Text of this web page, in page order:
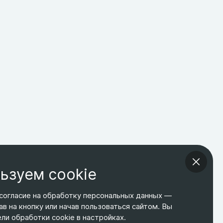
ТЕЛЕФОН
+7 495 266-65-67
ЭЛ. ПОЧТА
shop@relines.ru
АДРЕС
Москва, Гаражная 8
cookie
на обработку персональных данных —
на кнопку или начав пользоваться сайтом. Вы
обработки cookie в настройках.